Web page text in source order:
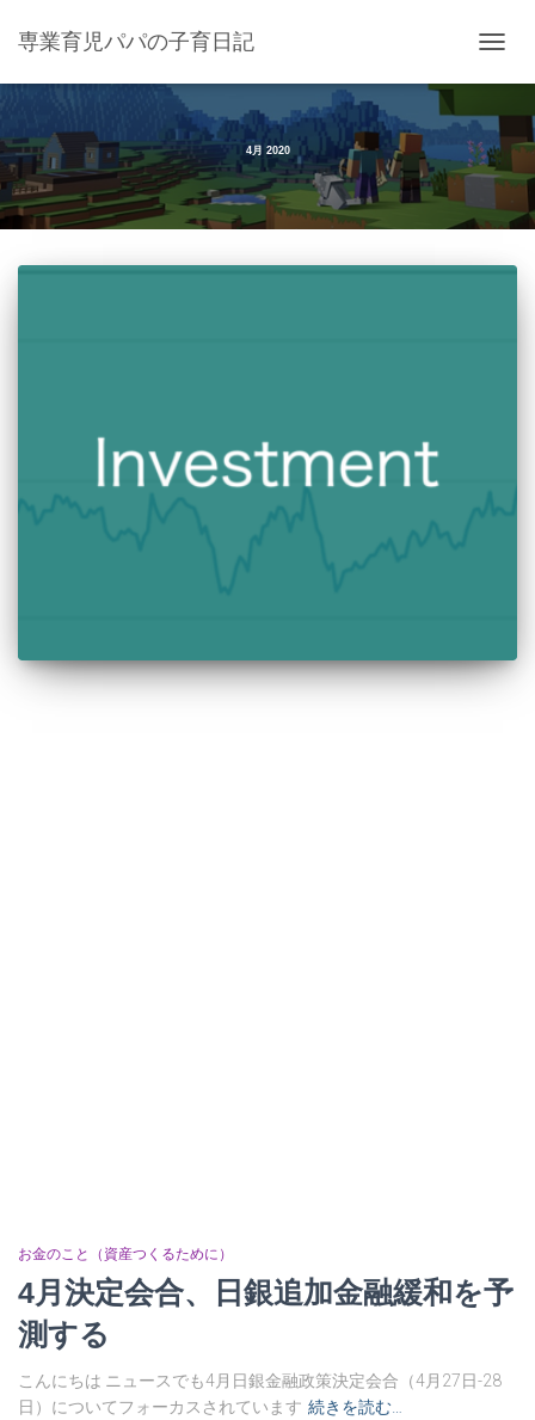
専業育児パパの子育日記
ビ
ー
シ
ョ
り
4月 2020
お金のこと（資産つくるために）
4月決定会合、日銀追加金融緩和を予
測する
こんにちは ニュースでも4月日銀金融政策決定会合（4月27日-28
日）についてフォーカスされています 続きを読む…